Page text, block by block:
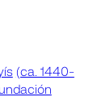
(ca. 1440-